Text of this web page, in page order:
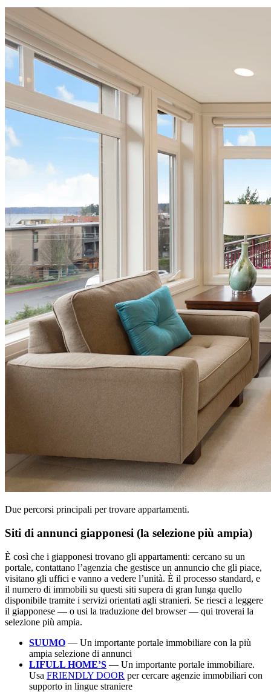
Due percorsi principali per trovare appartamenti.
Siti di annunci giapponesi (la selezione più ampia)
È così che i giapponesi trovano gli appartamenti: cercano su un
portale, contattano l’agenzia che gestisce un annuncio che gli piace,
visitano gli uffici e vanno a vedere l’unità. È il processo standard, e
il numero di immobili su questi siti supera di gran lunga quello
disponibile tramite i servizi orientati agli stranieri. Se riesci a leggere
il giapponese — o usi la traduzione del browser — qui troverai la
selezione più ampia.
SUUMO — Un importante portale immobiliare con la più
ampia selezione di annunci
LIFULL HOME’S — Un importante portale immobiliare.
Usa FRIENDLY DOOR per cercare agenzie immobiliari con
supporto in lingue straniere